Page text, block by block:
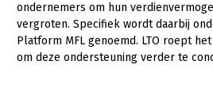
ondernemers om hun
vergroten. Specifiek wordt daarbij
Platform MFL genoemd. LTO roept
om deze ondersteuning verder te